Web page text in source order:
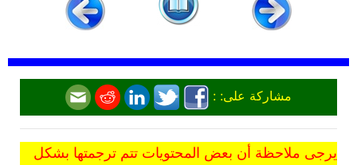
مشاركة على: :
يرجى ملاحظة أن بعض المحتويات تتم ترجمتها بشكل